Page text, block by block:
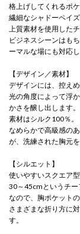
格上げしてくれるポケ
繊細なシャドーペイ
上質素材を使用したチ
ビジネスシーンはも
ーマルな場にも対応し
【デザイン／素材】
デザインには、控え
光の角度によって浮
かさを醸し出します。
素材はシルク100％。
なめらかで高級感の
が、洗練された胸元を
【シルエット】
使いやすいスクエア
30～45cmというチ
なので、胸ポケット
さまざまな折り方に
す。